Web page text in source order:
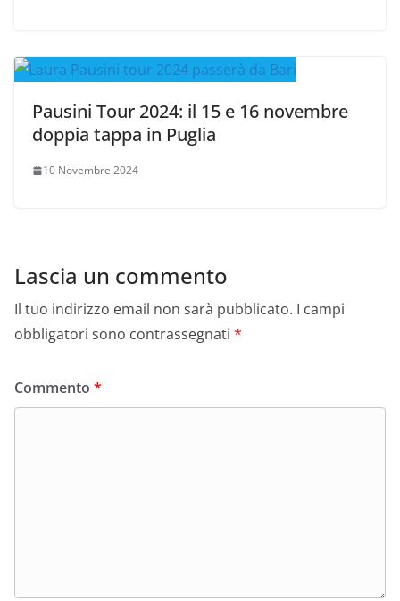
Pausini Tour 2024: il 15 e 16 novembre
doppia tappa in Puglia
10 Novembre 2024
Lascia un commento
Il tuo indirizzo email non sarà pubblicato. I campi
obbligatori sono contrassegnati *
Commento *